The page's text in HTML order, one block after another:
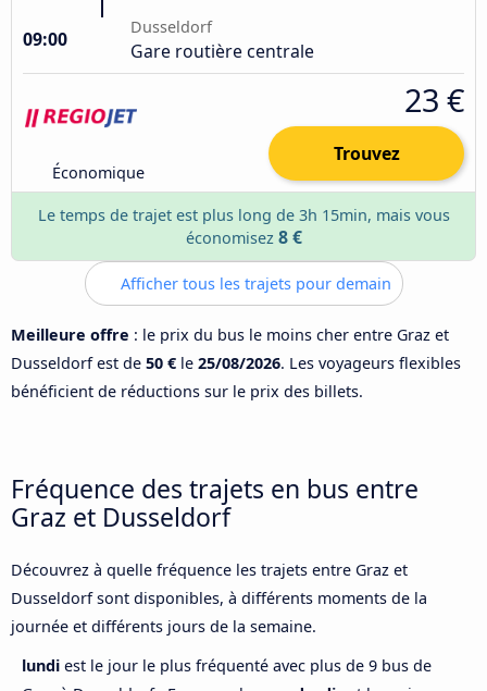
09:00
Dusseldorf
Gare routière centrale
Économique
23 €
Trouvez
Le temps de trajet est plus long de 3h 15min, mais vous
économisez 8 €
Afficher tous les trajets pour demain
Meilleure offre : le prix du bus le moins cher entre Graz et
Dusseldorf est de 50 € le 25/08/2026. Les voyageurs flexibles
bénéficient de réductions sur le prix des billets.
Fréquence des trajets en bus entre
Graz et Dusseldorf
Découvrez à quelle fréquence les trajets entre Graz et
Dusseldorf sont disponibles, à différents moments de la
journée et différents jours de la semaine.
lundi est le jour le plus fréquenté avec plus de 9 bus de